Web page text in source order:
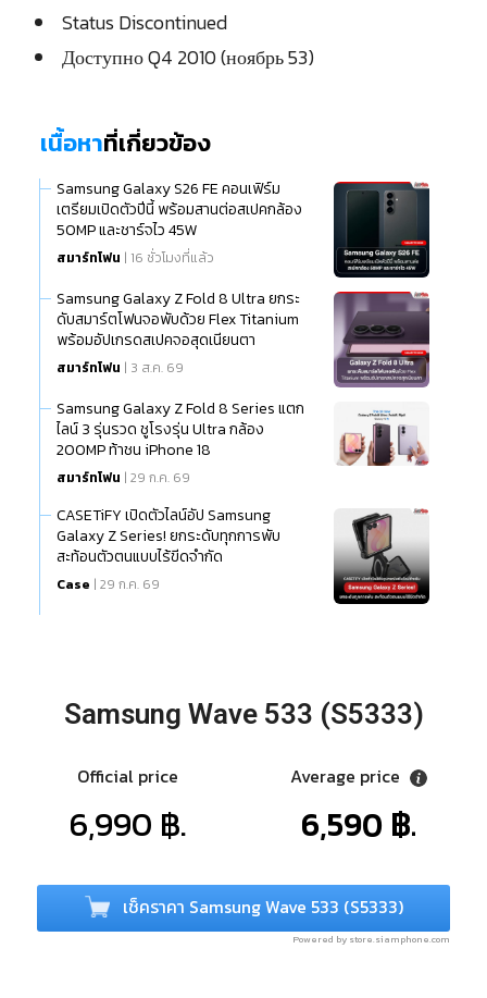
Status Discontinued
Доступно Q4 2010 (ноябрь 53)
เนื้อหาที่เกี่ยวข้อง
Samsung Galaxy S26 FE คอนเฟิร์ม
เตรียมเปิดตัวปีนี้ พร้อมสานต่อสเปคกล้อง
50MP และชาร์จไว 45W
สมาร์ทโฟน | 16 ชั่วโมงที่แล้ว
Samsung Galaxy Z Fold 8 Ultra ยกระ
ดับสมาร์ตโฟนจอพับด้วย Flex Titanium
พร้อมอัปเกรดสเปคจอสุดเนียนตา
สมาร์ทโฟน | 3 ส.ค. 69
Samsung Galaxy Z Fold 8 Series แตก
ไลน์ 3 รุ่นรวด ชูโรงรุ่น Ultra กล้อง
200MP ท้าชน iPhone 18
สมาร์ทโฟน | 29 ก.ค. 69
CASETiFY เปิดตัวไลน์อัป Samsung
Galaxy Z Series! ยกระดับทุกการพับ
สะท้อนตัวตนแบบไร้ขีดจำกัด
Case | 29 ก.ค. 69
Samsung Wave 533 (S5333)
Official price
6,990 ฿.
Average price
6,590 ฿.
เช็คราคา Samsung Wave 533 (S5333)
Powered by store.siamphone.com